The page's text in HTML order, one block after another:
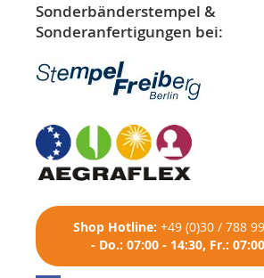
Sonderbänderstempel &
Sonderanfertigungen bei:
Shop Hotline: +49 (0)30 / 788
- Do.: 07:00 - 14:30, Fr.: